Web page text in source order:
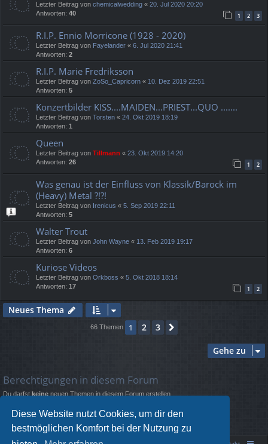
Diese Website nutzt Cookies, um dir den
bestmöglichen Komfort bei der Nutzung zu
Letzter Beitrag von chemicalwedding « 20. Jul 2020 20:20
Antworten: 40 1 2 3
R.I.P. Ennio Morricone (1928 - 2020)
Letzter Beitrag von Fayelander « 6. Jul 2020 21:41
Antworten: 2
R.I.P. Marie Fredriksson
Letzter Beitrag von ZoSo_Capricorn « 10. Dez 2019 22:51
Antworten: 5
Konzertbilder KISS....MAIDEN...PRIEST...QUO .......
Letzter Beitrag von Torsten « 24. Okt 2019 18:19
Antworten: 1
Queen
Letzter Beitrag von Tillmann « 23. Okt 2019 14:20
Antworten: 26 1 2
Was genau ist der Einfluss von Klassik/Barock im
(Heavy) Metal ?!?!
Letzter Beitrag von Irenicus « 5. Sep 2019 22:11
Antworten: 5
Walter Trout
Letzter Beitrag von John Wayne « 13. Feb 2019 19:17
Antworten: 6
Kuriose Videos
Letzter Beitrag von Orkboss « 5. Okt 2018 18:14
Antworten: 17 1 2
Neues Thema
66 Themen 1 2 3
Gehe zu
Berechtigungen in diesem Forum
Du darfst keine neuen Themen in diesem Forum erstellen.
Du darfst deine Beiträge in diesem Forum nicht ändern.
Du darfst deine Beiträge in diesem Forum nichtlöschen.
Du darfstkeine Dateianhänge in diesem Forum erstellen.